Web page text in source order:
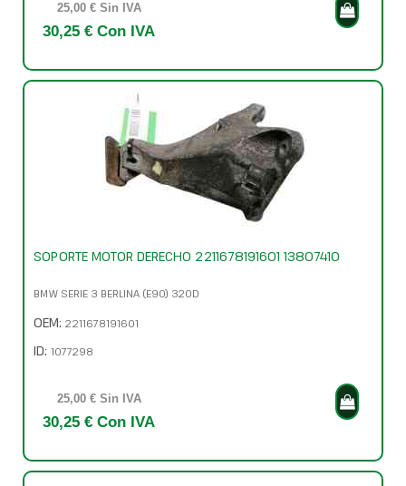
25,00 € Sin IVA
30,25 € Con IVA
SOPORTE MOTOR DERECHO 2211678191601 13807410
BMW SERIE 3 BERLINA (E90) 320D
OEM: 2211678191601
ID: 1077298
25,00 € Sin IVA
30,25 € Con IVA